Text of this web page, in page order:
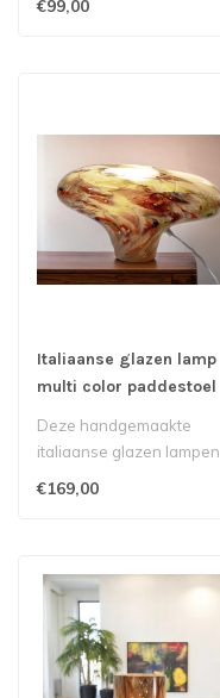
€99,00
Italiaanse glazen lamp
multi color paddestoel
Deze handgemaakte
italiaanse glazen lampen
€169,00